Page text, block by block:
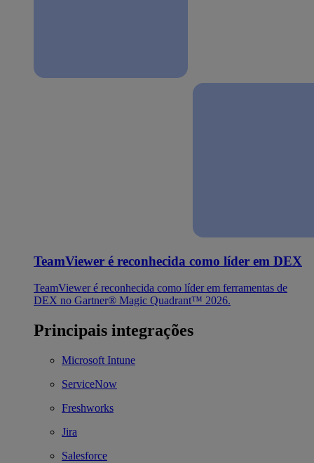
TeamViewer é reconhecida como líder em DEX
TeamViewer é reconhecida como líder em ferramentas de
DEX no Gartner® Magic Quadrant™ 2026.
Principais integrações
Microsoft Intune
ServiceNow
Freshworks
Jira
Salesforce